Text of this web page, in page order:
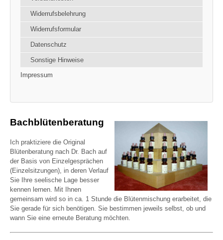
Widerrufsbelehrung
Widerrufsformular
Datenschutz
Sonstige Hinweise
Impressum
Bachblütenberatung
Ich praktiziere die Original
Blütenberatung nach Dr. Bach auf
der Basis von Einzelgesprächen
(Einzelsitzungen), in deren Verlauf
Sie Ihre seelische Lage besser
kennen lernen. Mit Ihnen
gemeinsam wird so in ca. 1 Stunde die Blütenmischung erarbeitet, die
Sie gerade für sich benötigen. Sie bestimmen jeweils selbst, ob und
wann Sie eine erneute Beratung möchten.